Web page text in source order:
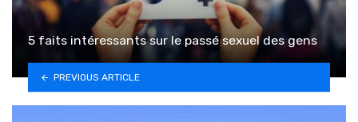
5 faits intéressants sur le passé sexuel des gens
PREVIOUS ARTICLE